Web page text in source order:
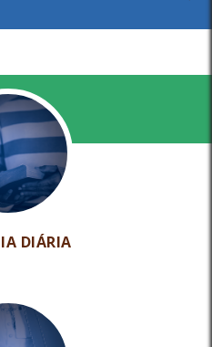
DIÁRIA